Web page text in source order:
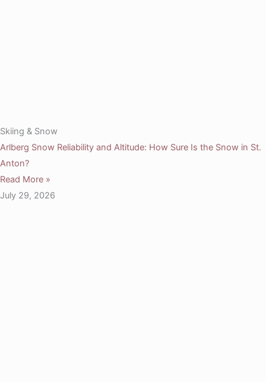
Skiing & Snow
Arlberg Snow Reliability and Altitude: How Sure Is the Snow in St.
Anton?
Read More »
July 29, 2026